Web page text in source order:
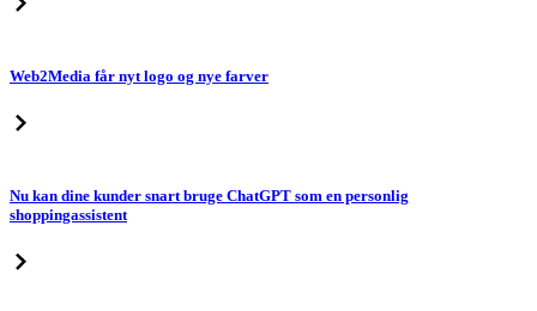
Web2Media får nyt logo og nye farver
Nu kan dine kunder snart bruge ChatGPT som en personlig
shoppingassistent